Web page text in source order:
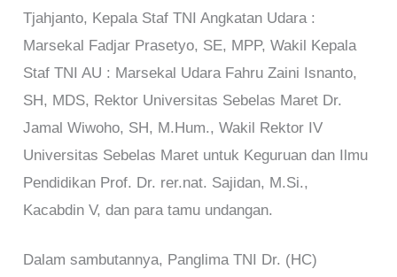
Tjahjanto, Kepala Staf TNI Angkatan Udara :
Marsekal Fadjar Prasetyo, SE, MPP, Wakil Kepala
Staf TNI AU : Marsekal Udara Fahru Zaini Isnanto,
SH, MDS, Rektor Universitas Sebelas Maret Dr.
Jamal Wiwoho, SH, M.Hum., Wakil Rektor IV
Universitas Sebelas Maret untuk Keguruan dan Ilmu
Pendidikan Prof. Dr. rer.nat. Sajidan, M.Si.,
Kacabdin V, dan para tamu undangan.
Dalam sambutannya, Panglima TNI Dr. (HC)